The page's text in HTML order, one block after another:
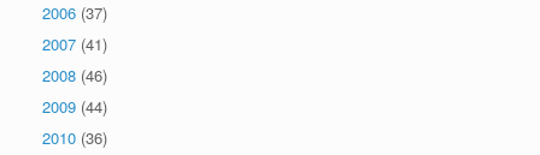
2006 (37)
2007 (41)
2008 (46)
2009 (44)
2010 (36)